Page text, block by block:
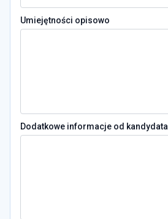
Umiejętności opisowo
Dodatkowe informacje od kandydata